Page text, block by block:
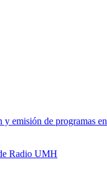
y emisión de programas
Radio UMH